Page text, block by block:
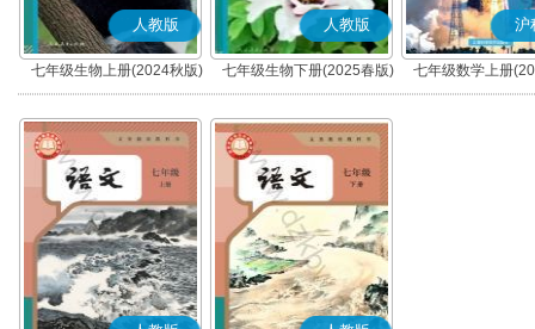
人教版
七年级生物上册(2024秋版)
人教版
七年级生物下册(2025春版)
沪
七年级数学上册